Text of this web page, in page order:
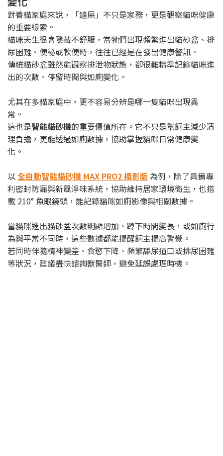
對養貓家庭來說，「鏟屎」不只是家務，更是觀察貓咪健康
的重要線索。
貓咪天生很會隱藏不舒服，當牠們出現頻繁進出貓砂盆、排
尿困難、便秘或軟便時，往往已經是在發出健康警訊。
傳統貓砂盆雖然能觀察排泄物狀態，卻很難精準記錄貓咪進
出的次數、停留時間與如廁變化。
尤其在多貓家庭中，更不容易分辨是哪一隻貓咪出現異
常。
這也是智能貓砂機的重要價值所在。它不只是幫飼主減少清
理負擔，更能透過如廁數據，協助掌握貓咪日常健康變
化。
以全自動智能貓砂機 MAX PRO2 攝影版 為例，除了具備專
利密封防漏與新風淨味系統，協助維持居家環境衛生，也搭
載 210° 魚眼鏡頭，能記錄貓咪如廁影像與相關數據。
當貓咪進出貓砂盆次數明顯增加、蹲下時間變長，或如廁行
為與平常不同時，這些數據都能提醒飼主提高警覺。
若同時伴隨精神變差、食慾下降、頻繁舔尿道口或排尿困難
等狀況，建議盡快諮詢獸醫師，避免延誤處理時機。